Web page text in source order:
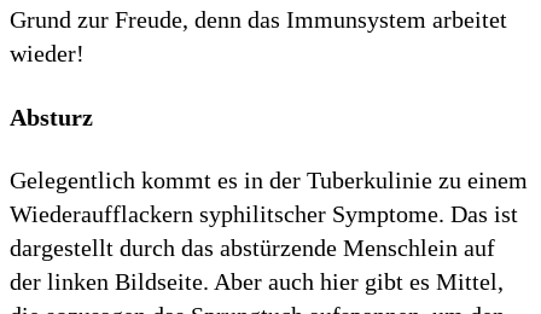
Grund zur Freude, denn das Immunsystem arbeitet
wieder!
Absturz
Gelegentlich kommt es in der Tuberkulinie zu einem
Wiederaufflackern syphilitscher Symptome. Das ist
dargestellt durch das abstürzende Menschlein auf
der linken Bildseite. Aber auch hier gibt es Mittel,